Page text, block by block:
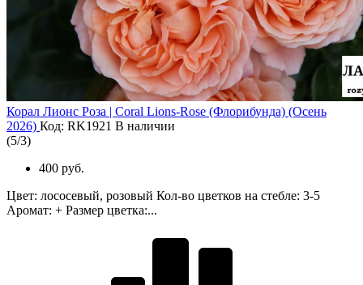
Корал Лионс Роза | Coral Lions-Rose (Флорибунда) (Осень
2026) Код: RK1921 В наличии
(5/3)
400 руб.
Цвет: лососевый, розовый Кол-во цветков на стебле: 3-5
Аромат: + Размер цветка:...